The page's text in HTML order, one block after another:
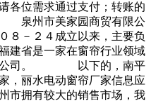
各位需求通过支付；转账的
州市美家园商贸有限公
８－２４成立以来，主要负
建省是一家在窗帘行业领域
任公司。 以下的，南平
，丽水电动窗帘厂家信息应
有较大的销售市场，我